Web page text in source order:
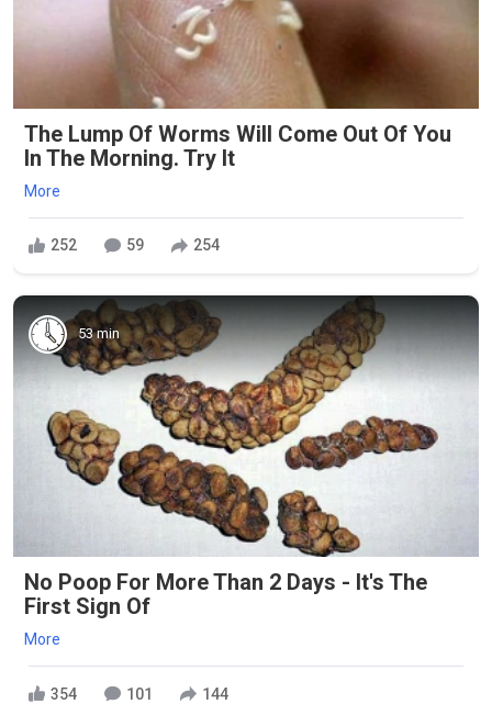
The Lump Of Worms Will Come Out Of You
In The Morning. Try It
More
252 59 254
53 min
No Poop For More Than 2 Days - It's The
First Sign Of
More
354 101 144